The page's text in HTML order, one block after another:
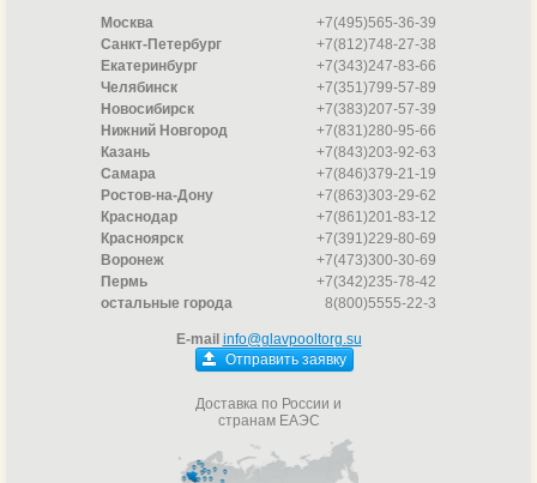
Москва
+7(495)565-36-39
Санкт-Петербург
+7(812)748-27-38
Екатеринбург
+7(343)247-83-66
Челябинск
+7(351)799-57-89
Новосибирск
+7(383)207-57-39
Нижний Новгород
+7(831)280-95-66
Казань
+7(843)203-92-63
Самара
+7(846)379-21-19
Ростов-на-Дону
+7(863)303-29-62
Краснодар
+7(861)201-83-12
Красноярск
+7(391)229-80-69
Воронеж
+7(473)300-30-69
Пермь
+7(342)235-78-42
остальные города
8(800)5555-22-3
E-mail info@glavpooltorg.su
Отправить заявку
Доставка по России и
странам ЕАЭС